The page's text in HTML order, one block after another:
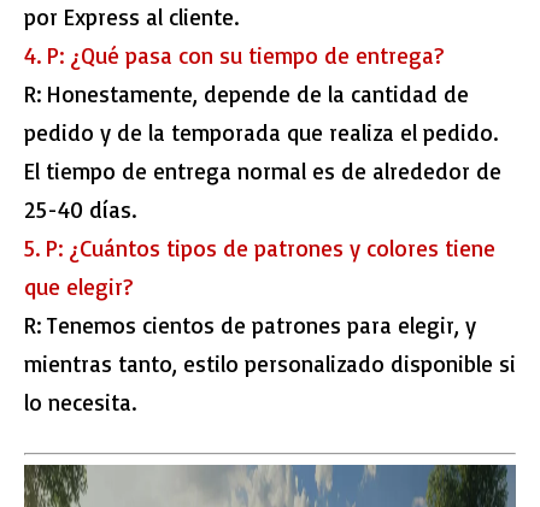
por Express al cliente.
4. P: ¿Qué pasa con su tiempo de entrega?
R: Honestamente, depende de la cantidad de
pedido y de la temporada que realiza el pedido.
El tiempo de entrega normal es de alrededor de
25-40 días.
5. P: ¿Cuántos tipos de patrones y colores tiene
que elegir?
R: Tenemos cientos de patrones para elegir, y
mientras tanto, estilo personalizado disponible si
lo necesita.